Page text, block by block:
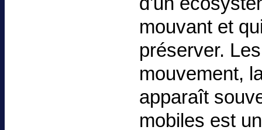
mouvant et
préserver.
mouvement,
apparaît
mobiles est